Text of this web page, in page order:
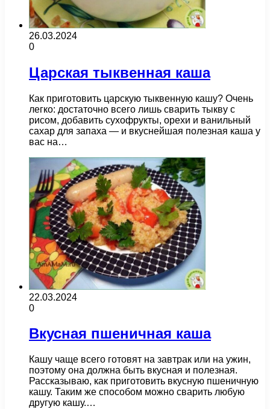
26.03.2024
0
Царская тыквенная каша
Как приготовить царскую тыквенную кашу? Очень
легко: достаточно всего лишь сварить тыкву с
рисом, добавить сухофрукты, орехи и ванильный
сахар для запаха — и вкуснейшая полезная каша у
вас на…
22.03.2024
0
Вкусная пшеничная каша
Кашу чаще всего готовят на завтрак или на ужин,
поэтому она должна быть вкусная и полезная.
Рассказываю, как приготовить вкусную пшеничную
кашу. Таким же способом можно сварить любую
другую кашу.…